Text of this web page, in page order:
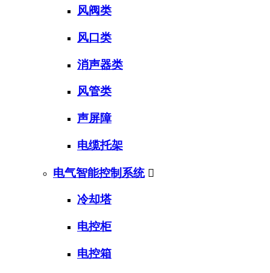
风阀类
风口类
消声器类
风管类
声屏障
电缆托架
电气智能控制系统 
冷却塔
电控柜
电控箱